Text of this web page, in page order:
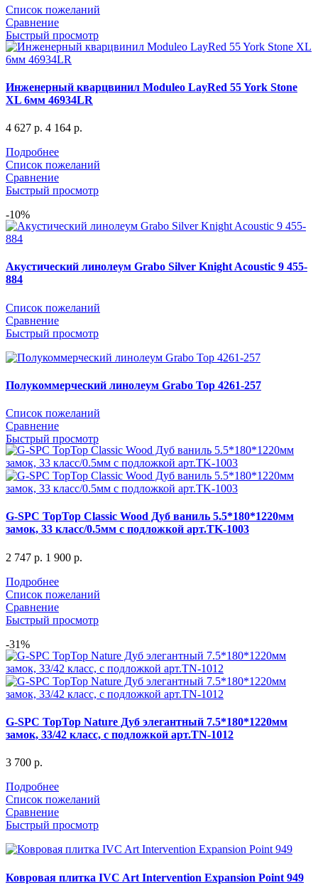
Список пожеланий
Сравнение
Быстрый просмотр
Инженерный кварцвинил Moduleo LayRed 55 York Stone
XL 6мм 46934LR
4 627 р. 4 164 р.
Подробнее
Список пожеланий
Сравнение
Быстрый просмотр
-10%
Акустический линолеум Grabo Silver Knight Acoustic 9 455-
884
Список пожеланий
Сравнение
Быстрый просмотр
Полукоммерческий линолеум Grabo Top 4261-257
Список пожеланий
Сравнение
Быстрый просмотр
G-SPC TopTop Сlassic Wood Дуб ваниль 5.5*180*1220мм
замок, 33 класс/0.5мм с подложкой арт.TK-1003
2 747 р. 1 900 р.
Подробнее
Список пожеланий
Сравнение
Быстрый просмотр
-31%
G-SPC TopTop Nature Дуб элегантный 7.5*180*1220мм
замок, 33/42 класс, с подложкой арт.TN-1012
3 700 р.
Подробнее
Список пожеланий
Сравнение
Быстрый просмотр
Ковровая плитка IVC Art Intervention Expansion Point 949